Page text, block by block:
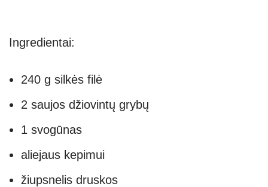
Ingredientai:
240 g silkės filė
2 saujos džiovintų grybų
1 svogūnas
aliejaus kepimui
žiupsnelis druskos